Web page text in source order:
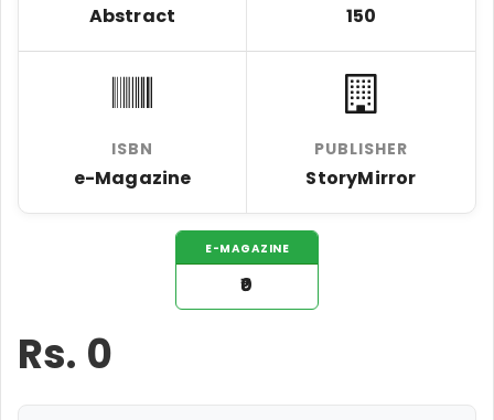
Abstract 150
ISBN
e-Magazine
PUBLISHER
StoryMirror
E-MAGAZINE
₹0
Rs. 0